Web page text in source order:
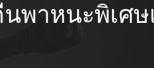
นพาหนะพิเศ